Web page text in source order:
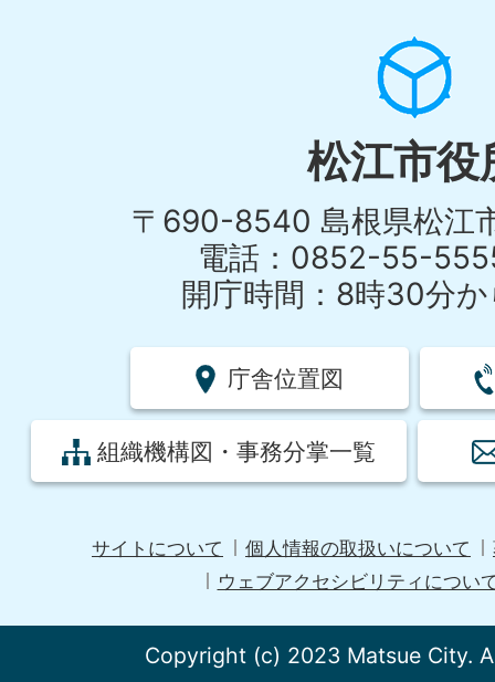
松江市役
〒690-8540 島根県松江
電話：0852-55-
開庁時間：8時30分か
庁舎位置図
組織機構図・事務分掌一覧
サイトについて 個人情報の取扱いについて
ウェブアクセシビリティについ
Copyright (c) 2023 Matsue City.